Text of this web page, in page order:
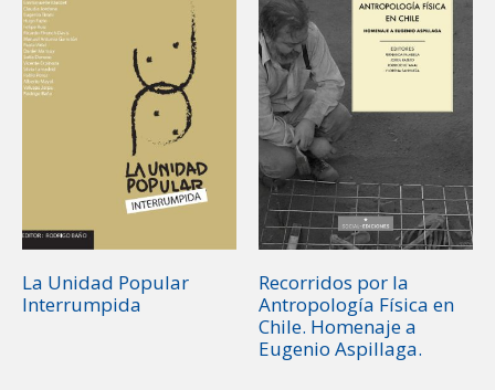
La Unidad Popular
Interrumpida
Recorridos por la
Antropología Física en
Chile. Homenaje a
Eugenio Aspillaga.